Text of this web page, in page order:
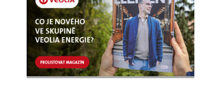
Příbramsku najdete místa, kde si děti užijí spoustu
zábavy a vy si alespoň na chvíli odpočinete od
úmorného vedra.